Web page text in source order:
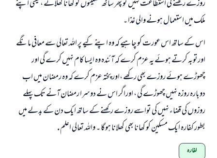
روزے رکھنے کی استطاعت نہيں تو پھر ساٹھ مسکینوں کو کھانا کھلائے ، یعنی اپنے
ملک میں استعمال ہونے والی غذا ۔
اس کے ساتھ اس عورت کو چاہیے کہ وہ اپنے کیے پر اللہ تعالی سے معافی مانگے
اورتوبہ کرتے ہوئے یہ عزم کرے کہ آئندہ وہ ایسا کام نہيں کرے گی اور
چھوڑے ہوئے روزے بھی رکھے ،اور پختہ عزم کرے کہ وہ رمضان میں اب
دوبارہ روزہ نہيں چھوڑے گی ، اوراگر اس نے دوسرا رمضان آنے تک پہلے
روزوں کی قضاء نہيں کی تواسے روزے رکھنے کے ساتھ ایک دن کے بدلے میں
بطور کفارہ ایک مسکین کو کھانا بھی کھلانا ہوگا ۔ واللہ تعالی اعلم .
کفارہ